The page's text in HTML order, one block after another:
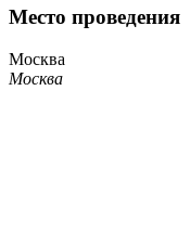
Место проведения
Москва
Москва